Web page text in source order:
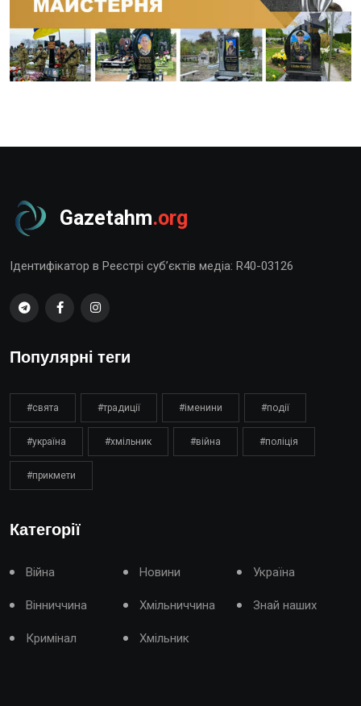
Gazetahm.org
Ідентифікатор в Реєстрі суб’єктів медіа: R40-03126
Популярні теги
#свята #традиції #іменини #події
#україна #хмільник #війна #поліція
#прикмети
Категорії
Війна Новини Україна
Вінниччина Хмільниччина Знай наших
Кримінал Хмільник